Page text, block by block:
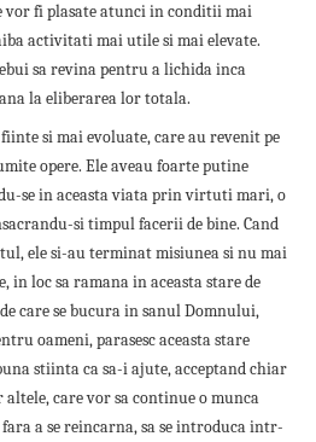
vor fi plasate atunci in conditii mai
activitati mai utile si mai elevate.
sa revina pentru a lichida inca
la eliberarea lor totala.
si mai evoluate, care au revenit pe
opere. Ele aveau foarte putine
se in aceasta viata prin virtuti mari, o
si timpul facerii de bine. Cand
ele si-au terminat misiunea si nu mai
in loc sa ramana in aceasta stare de
care se bucura in sanul Domnului,
oameni, parasesc aceasta stare
stiinta ca sa-i ajute, acceptand chiar
care vor sa continue o munca
a se reincarna, sa se introduca intr-